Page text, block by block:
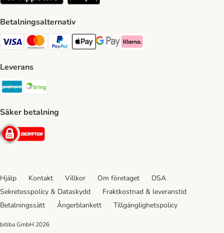
Betalningsalternativ
VISA Payment Method
Mastercard Payment Method
Paypal Payment Method
Apple Pay Payment Method
Google Pay Payment Method
Klarna Payment Method
Leverans
Postnord Shipping Method
Säker betalning
Security
Hjälp Kontakt Villkor Om företaget
DSA
Sekretesspolicy & Dataskydd
Fraktkostnad & leveranstid
Betalningssätt
Ångerblankett Tillgänglighetspolicy
bitiba GmbH 2026